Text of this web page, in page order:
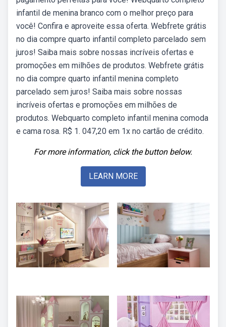
infantil de menina branco com o melhor preço para
você! Confira e aproveite essa oferta. Webfrete grátis
no dia compre quarto infantil completo parcelado sem
juros! Saiba mais sobre nossas incríveis ofertas e
promoções em milhões de produtos. Webfrete grátis
no dia compre quarto infantil menina completo
parcelado sem juros! Saiba mais sobre nossas
incríveis ofertas e promoções em milhões de
produtos. Webquarto completo infantil menina comoda
e cama rosa. R$ 1. 047,20 em 1x no cartão de crédito.
For more information, click the button below.
LEARN MORE